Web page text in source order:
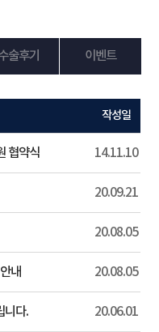
술후기 이벤트
작성일
협약식 14.11.10
20.09.21
20.08.05
내 20.08.05
니다. 20.06.01